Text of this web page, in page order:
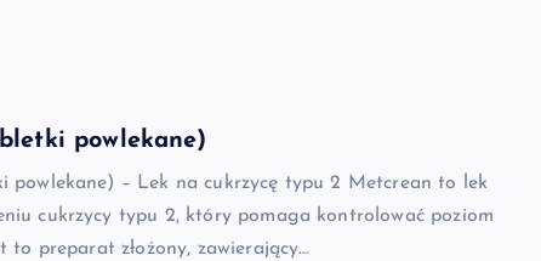
powlekane)
powlekane) – Lek na cukrzycę typu 2 Metcrean to lek
cukrzycy typu 2, który pomaga kontrolować poziom
to preparat złożony, zawierający…